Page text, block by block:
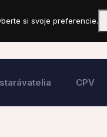
CPV
si svoje preferencie.